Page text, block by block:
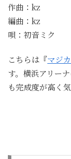
作曲：kz
編曲：kz
唄：初音ミク
こちらは『マジ
す。横浜アリー
も完成度が高く